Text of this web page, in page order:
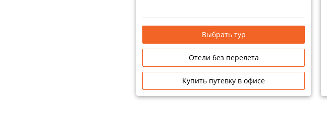
Выбрать тур
Отели без перелета
Купить путевку в офисе